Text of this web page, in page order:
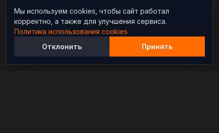
Мы используем cookies, чтобы сайт работал
корректно, а также для улучшения сервиса.
Политика использования cookies
Отклонить
Принять